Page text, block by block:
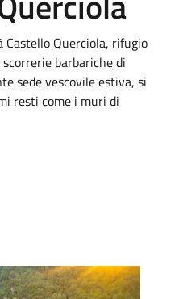
Querciola, rifugio
barbariche di
sede vescovile estiva, si
resti come i muri di